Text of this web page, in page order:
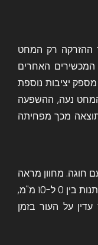
ההזרקה רק המחט
המכשירים האחרים
יציבות נוספת
נעה, ההשפעה
מכך מפחיתה
חוגה. מחוון מראה
את עומק ההזרקה שנבחר. זה יכול להשתנות בין 0 ל-10 מ"מ,
מ"מ עם לחץ עדין על העור בזמן